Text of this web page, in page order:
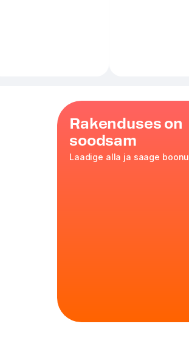
Rakenduses on
soodsam
Laadige alla ja saage